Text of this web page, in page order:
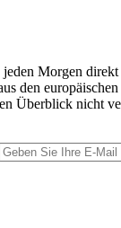
Morgen
den
Überblick nicht